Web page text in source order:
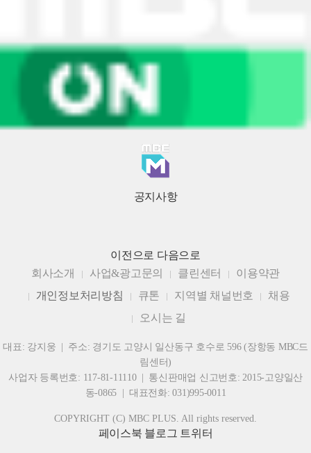
공지사항
이전으로 다음으로
회사소개
사업&광고문의 클린센터
이용약관
개인정보처리방침
큐톤 지역별 채널번호
채용
오시는 길
대표: 강지웅 | 주소: 경기도 고양시 일산동구 호수로 596 (장항동 MBC드
림센터)
사업자 등록번호: 117-81-11110 | 통신판매업 신고번호: 2015-고양일산
동-0865 | 대표전화: 031)995-0011
COPYRIGHT (C) MBC PLUS. All rights reserved.
페이스북 블로그 트위터